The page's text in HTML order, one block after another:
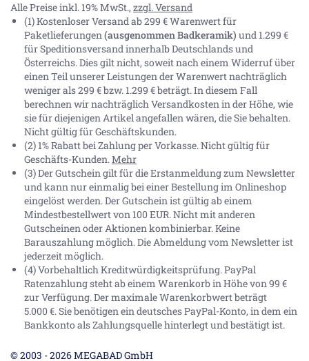
Alle Preise inkl. 19% MwSt., zzgl. Versand
(1) Kostenloser Versand ab 299 € Warenwert für
Paketlieferungen(ausgenommen Badkeramik) und 1.299 €
für Speditionsversand innerhalb Deutschlands und
Österreichs. Dies gilt nicht, soweit nach einem Widerruf über
einen Teil unserer Leistungen der Warenwert nachträglich
weniger als 299 € bzw. 1.299 € beträgt. In diesem Fall
berechnen wir nachträglich Versandkosten in der Höhe, wie
sie für diejenigen Artikel angefallen wären, die Sie behalten.
Nicht gültig für Geschäftskunden.
(2) 1% Rabatt bei Zahlung per Vorkasse. Nicht gültig für
Geschäfts-Kunden.Mehr
(3) Der Gutschein gilt für die Erstanmeldung zum Newsletter
und kann nur einmalig bei einer Bestellung im Onlineshop
eingelöst werden. Der Gutschein ist gültig ab einem
Mindestbestellwert von 100 EUR. Nicht mit anderen
Gutscheinen oder Aktionen kombinierbar. Keine
Barauszahlung möglich. Die Abmeldung vom Newsletter ist
jederzeit möglich.
(4) Vorbehaltlich Kreditwürdigkeitsprüfung. PayPal
Ratenzahlung steht ab einem Warenkorb in Höhe von99 €
zur Verfügung. Der maximale Warenkorbwert beträgt
5.000 €. Sie benötigen ein deutsches PayPal-Konto, in dem ein
Bankkonto als Zahlungsquelle hinterlegt und bestätigt ist.
© 2003 - 2026 MEGABAD GmbH